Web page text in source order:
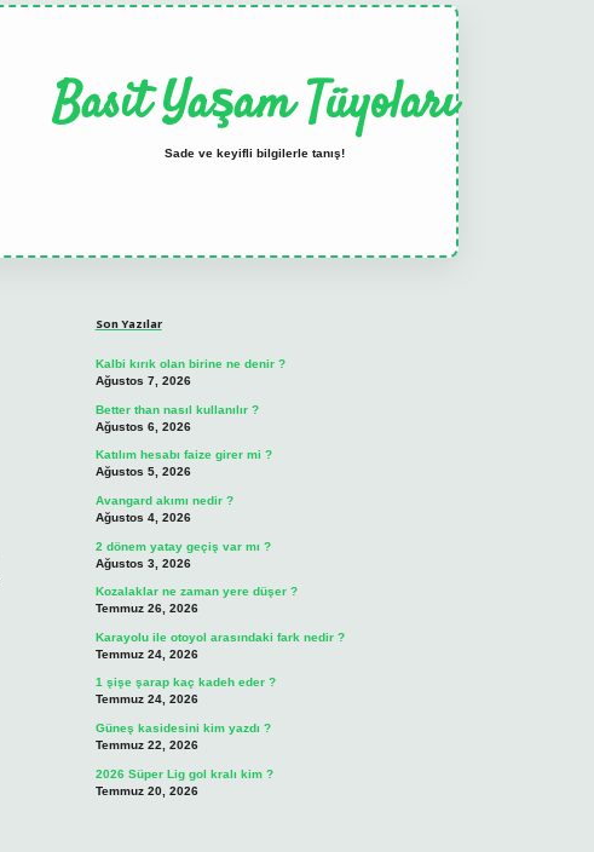
Basit Yaşam Tüyoları
Sade ve keyifli bilgilerle tanış!
Son Yazılar
Kalbi kırık olan birine ne denir ?
Ağustos 7, 2026
Better than nasıl kullanılır ?
Ağustos 6, 2026
Katılım hesabı faize girer mi ?
Ağustos 5, 2026
Avangard akımı nedir ?
Ağustos 4, 2026
2 dönem yatay geçiş var mı ?
Ağustos 3, 2026
Kozalaklar ne zaman yere düşer ?
Temmuz 26, 2026
Karayolu ile otoyol arasındaki fark nedir ?
Temmuz 24, 2026
1 şişe şarap kaç kadeh eder ?
Temmuz 24, 2026
Güneş kasidesini kim yazdı ?
Temmuz 22, 2026
2026 Süper Lig gol kralı kim ?
Temmuz 20, 2026